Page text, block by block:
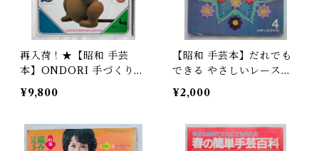
再入荷！★【昭和 手芸
本】ONDORI 手づくりの
絵本 ぬいぐるみ動物
¥9,800
【昭和 手芸本】だれでも
できる やさしいレース編
と刺繍 （昭和45年）
¥2,000